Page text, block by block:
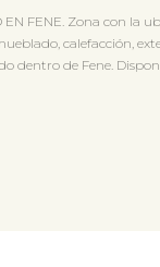
EN FENE. Zona con la
calefacción,
dentro de Fene.